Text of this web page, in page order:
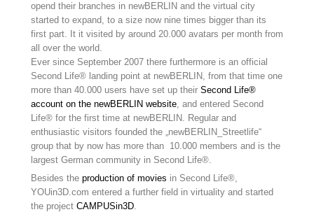
opend their branches in newBERLIN and the virtual city
started to expand, to a size now nine times bigger than its
first part. It it visited by around 20.000 avatars per month from
all over the world.
Ever since September 2007 there furthermore is an official
Second Life® landing point at newBERLIN, from that time one
more than 40.000 users have set up their Second Life®
account on the newBERLIN website, and entered Second
Life® for the first time at newBERLIN. Regular and
enthusiastic visitors founded the „newBERLIN_Streetlife“
group that by now has more than 10.000 members and is the
largest German community in Second Life®.
Besides the production of movies in Second Life®,
YOUin3D.com entered a further field in virtuality and started
the project CAMPUSin3D.